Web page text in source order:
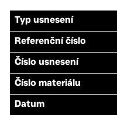
Typ usnesení
Referenční číslo
Číslo usnesení
Číslo materiálu
Datum